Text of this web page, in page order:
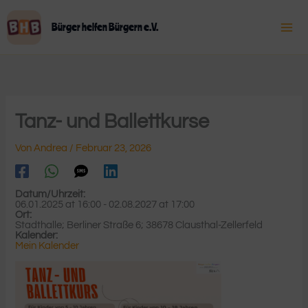
Inhalt
Bürger helfen Bürgern e.V.
Tanz- und Ballettkurse
VonAndrea / Februar 23, 2026
Datum/Uhrzeit:
06.01.2025 at 16:00 - 02.08.2027 at 17:00
Ort:
Stadthalle; Berliner Straße 6; 38678 Clausthal-Zellerfeld
Kalender:
Mein Kalender